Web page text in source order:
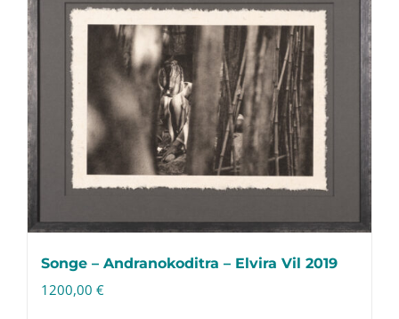
Songe – Andranokoditra – Elvira Vil 2019
1200,00 €